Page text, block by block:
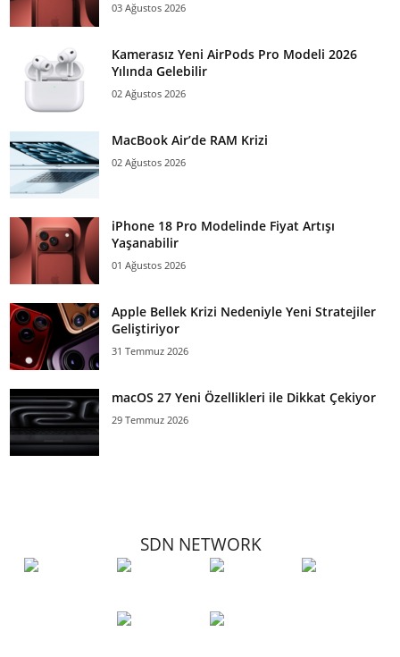
03 Ağustos 2026
Kamerasız Yeni AirPods Pro Modeli 2026
Yılında Gelebilir
02 Ağustos 2026
MacBook Air’de RAM Krizi
02 Ağustos 2026
iPhone 18 Pro Modelinde Fiyat Artışı
Yaşanabilir
01 Ağustos 2026
Apple Bellek Krizi Nedeniyle Yeni Stratejiler
Geliştiriyor
31 Temmuz 2026
macOS 27 Yeni Özellikleri ile Dikkat Çekiyor
29 Temmuz 2026
SDN NETWORK